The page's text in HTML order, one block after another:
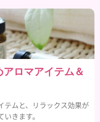
ロマアイテム＆
テムと、リラックス効果が
きます。